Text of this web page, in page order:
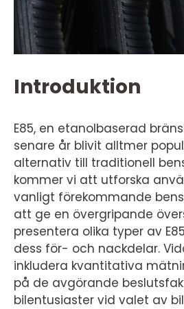
Introduktion
E85, en etanolbaserad
senare år blivit alltmer
alternativ till traditionell
kommer vi att utforska
vanligt förekommande
att ge en övergripande
presentera olika typer av
dess för- och nackdelar.
inkludera kvantitativa
på de avgörande
bilentusiaster vid valet av